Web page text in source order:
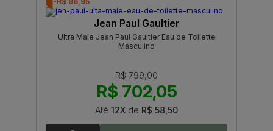
Jean Paul Gaultier
Ultra Male Jean Paul Gaultier Eau de Toilette
Masculino
R$ 799,00
R$ 702,05
Até 12X de R$ 58,50